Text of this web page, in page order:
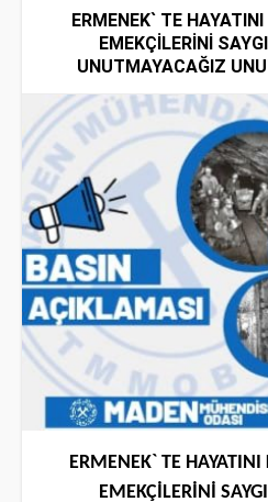
ERMENEK` TE
EMEKÇİLERİNİ
UNUTMAYACAĞIZ
ERMENEK` TE
EMEKÇİLERİNİ